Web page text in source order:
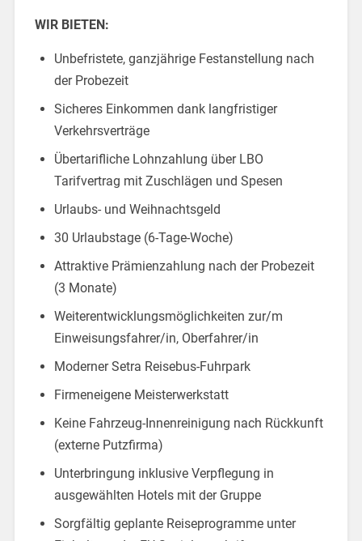
WIR BIETEN:
Unbefristete, ganzjährige Festanstellung nach
der Probezeit
Sicheres Einkommen dank langfristiger
Verkehrsverträge
Übertarifliche Lohnzahlung über LBO
Tarifvertrag mit Zuschlägen und Spesen
Urlaubs- und Weihnachtsgeld
30 Urlaubstage (6-Tage-Woche)
Attraktive Prämienzahlung nach der Probezeit
(3 Monate)
Weiterentwicklungsmöglichkeiten zur/m
Einweisungsfahrer/in, Oberfahrer/in
Moderner Setra Reisebus-Fuhrpark
Firmeneigene Meisterwerkstatt
Keine Fahrzeug-Innenreinigung nach Rückkunft
(externe Putzfirma)
Unterbringung inklusive Verpflegung in
ausgewählten Hotels mit der Gruppe
Sorgfältig geplante Reiseprogramme unter